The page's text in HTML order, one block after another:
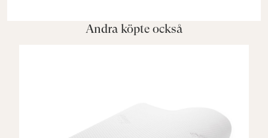
Andra köpte också